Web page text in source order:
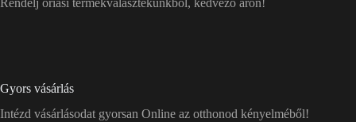
Gyors vásárlás
Intézd vásárlásodat gyorsan Online az otthonod kényelméből!